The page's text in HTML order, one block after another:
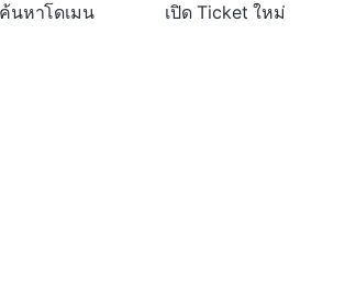
ค้นหาโดเมน
เปิด Ticket ใหม่